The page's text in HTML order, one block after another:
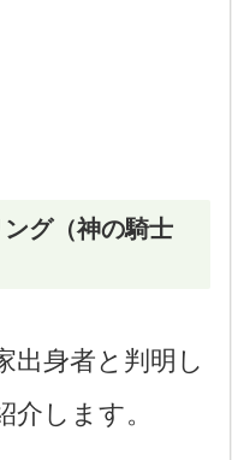
グ（神の騎士
出身者と判明し
します。